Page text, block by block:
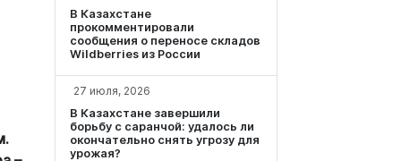
В Казахстане
прокомментировали
сообщения о переносе складов
Wildberries из России
27 июля, 2026
В Казахстане завершили
борьбу с саранчой: удалось ли
окончательно снять угрозу для
урожая?